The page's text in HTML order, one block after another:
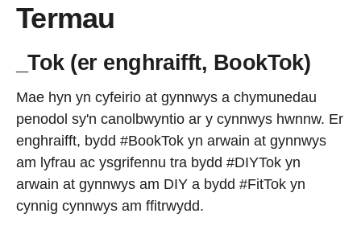
Termau
_Tok (er enghraifft, BookTok)
Mae hyn yn cyfeirio at gynnwys a chymunedau
penodol sy'n canolbwyntio ar y cynnwys hwnnw. Er
enghraifft, bydd #BookTok yn arwain at gynnwys
am lyfrau ac ysgrifennu tra bydd #DIYTok yn
arwain at gynnwys am DIY a bydd #FitTok yn
cynnig cynnwys am ffitrwydd.